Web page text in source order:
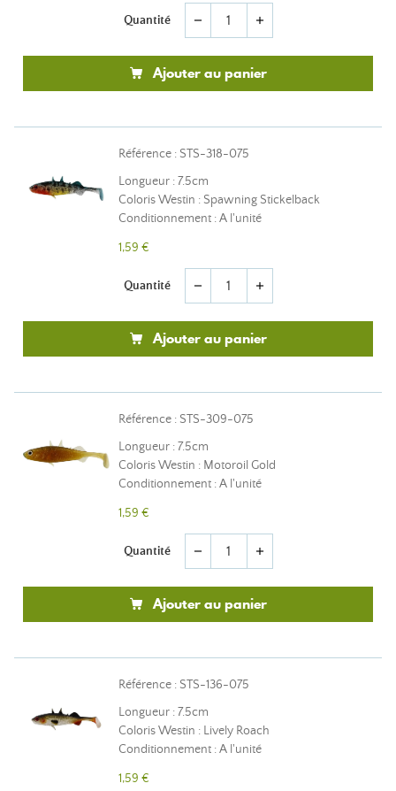
Quantité remove add
Ajouter au panier
Référence : STS-318-075
Longueur : 7.5cm
Coloris Westin : Spawning Stickelback
Conditionnement : A l'unité
1,59 €
Quantité remove add
Ajouter au panier
Référence : STS-309-075
Longueur : 7.5cm
Coloris Westin : Motoroil Gold
Conditionnement : A l'unité
1,59 €
Quantité remove add
Ajouter au panier
Référence : STS-136-075
Longueur : 7.5cm
Coloris Westin : Lively Roach
Conditionnement : A l'unité
1,59 €